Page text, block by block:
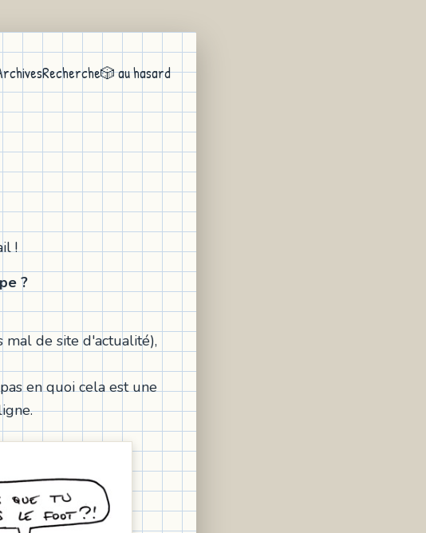
Recherche🎲 au hasard
!
?
mal de site d'actualité),
en quoi cela est une